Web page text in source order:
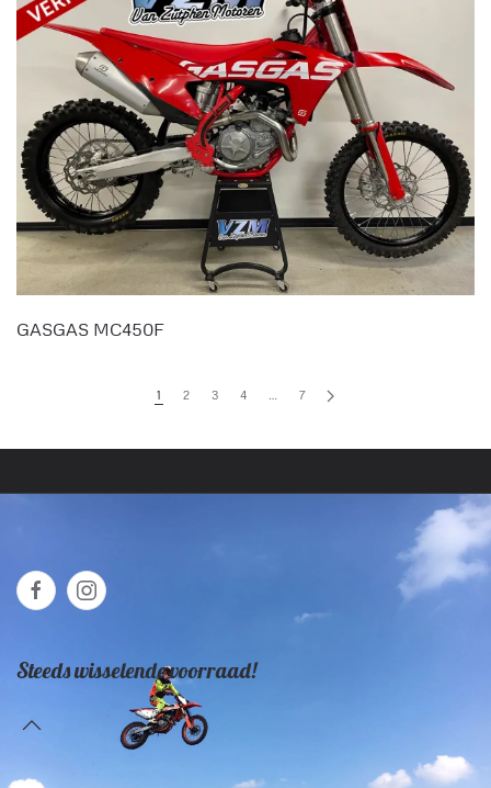
GASGAS MC450F
1 2 3 4 7
Steeds wisselende voorraad!